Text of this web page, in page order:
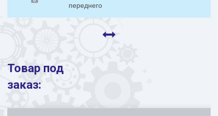
переднего
Товар под
заказ: